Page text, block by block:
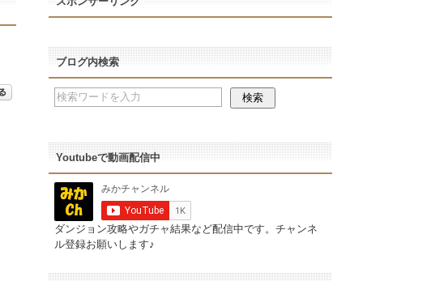
ブログ内検索
Youtubeで動画配信中
ダンジョン攻略やガチャ結果など配信中です。チャンネ
ル登録お願いします♪